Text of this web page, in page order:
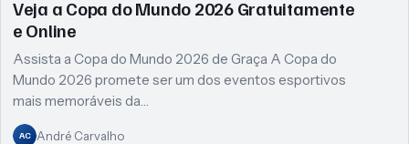
Veja a Copa do Mundo 2026 Gratuitamente
e Online
Assista a Copa do Mundo 2026 de Graça A Copa do
Mundo 2026 promete ser um dos eventos esportivos
mais memoráveis da…
AC André Carvalho